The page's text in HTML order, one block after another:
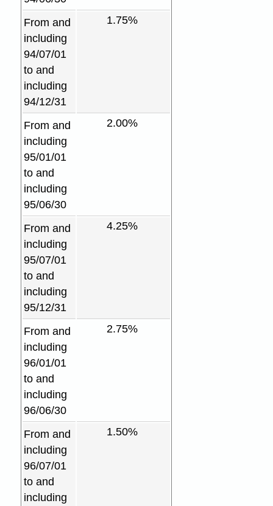
From and
including
94/07/01
to and
including
94/12/31
1.75%
From and
including
95/01/01
to and
including
95/06/30
2.00%
From and
including
95/07/01
to and
including
95/12/31
4.25%
From and
including
96/01/01
to and
including
96/06/30
2.75%
From and
including
96/07/01
to and
including
1.50%